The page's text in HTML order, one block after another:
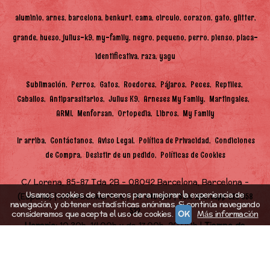
aluminio arnes barcelona benkurt cama circulo corazon gato glitter
grande hueso julius-k9 my-family negro pequeno perro pienso placa-
identificativa raza yagu
Sublimación Perros Gatos Roedores Pájaros Peces
Reptiles
Caballos Antiparasitarios Julius K9 Arneses My Family
Martingales
ARMI
Menforsan Ortopedia Libros My Family
Ir arriba Contáctanos Aviso Legal Política de Privacidad Condiciones
de Compra Desistir de un pedido Políticas de Cookies
C/ Lorena, 85-87 Tda 2B - 08042 Barcelona, Barcelona -
(España) | info@benkurt.es |747 448 968|Solo Whatsapp 625 058
522
Horario:10.30h-14.00h y de 17.00h-20.00h |Tiempo de
Usamos cookies de terceros para mejorar la experiencia de
navegación, y obtener estadísticas anónimas. Si continúa navegando
consideramos que acepta el uso de cookies. OK Más información